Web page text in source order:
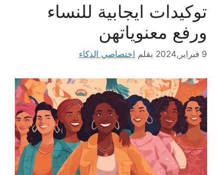
توكيدات ايجابية للنساء
ورفع معنوياتهن
9 فبراير,2024 بقلم اختصاصي الذكاء